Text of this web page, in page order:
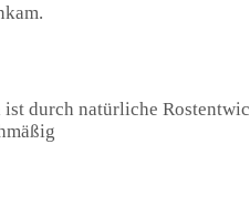
ist durch natürliche